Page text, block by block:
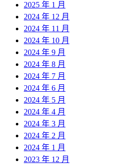
2025 年 1 月
2024 年 12 月
2024 年 11 月
2024 年 10 月
2024 年 9 月
2024 年 8 月
2024 年 7 月
2024 年 6 月
2024 年 5 月
2024 年 4 月
2024 年 3 月
2024 年 2 月
2024 年 1 月
2023 年 12 月